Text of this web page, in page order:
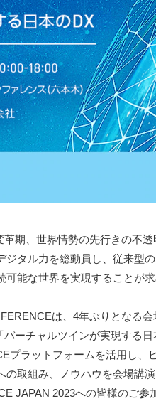
期、世界情勢の先行きの不
タル力を総動員し、従来型
可能な世界を実現することが求
は、4年ぶりとなる会
ーチャルツインが実現する日
プラットフォームを活用し、
取組み、ノウハウを会場講
JAPAN 2023への皆様のご参